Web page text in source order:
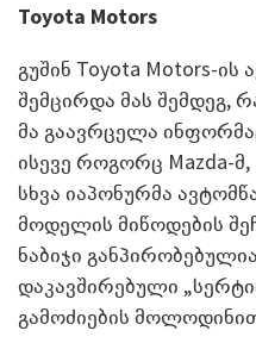
Toyota Motors
გუშინ Toyota Motors-ის
შემცირდა მას შემდეგ,
მა გაავრცელა
ისევე როგორც Mazda-
სხვა იაპონურმა
მოდელის მიწოდების
ნაბიჯი
დაკავშირებული
გამოძიების